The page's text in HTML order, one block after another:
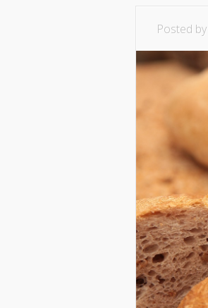
Posted by